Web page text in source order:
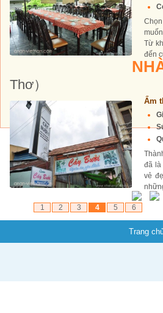
Từ
đến
Thơ）
Ẩm
đã là
vẻ
1 2 3 4 5 6
Trang